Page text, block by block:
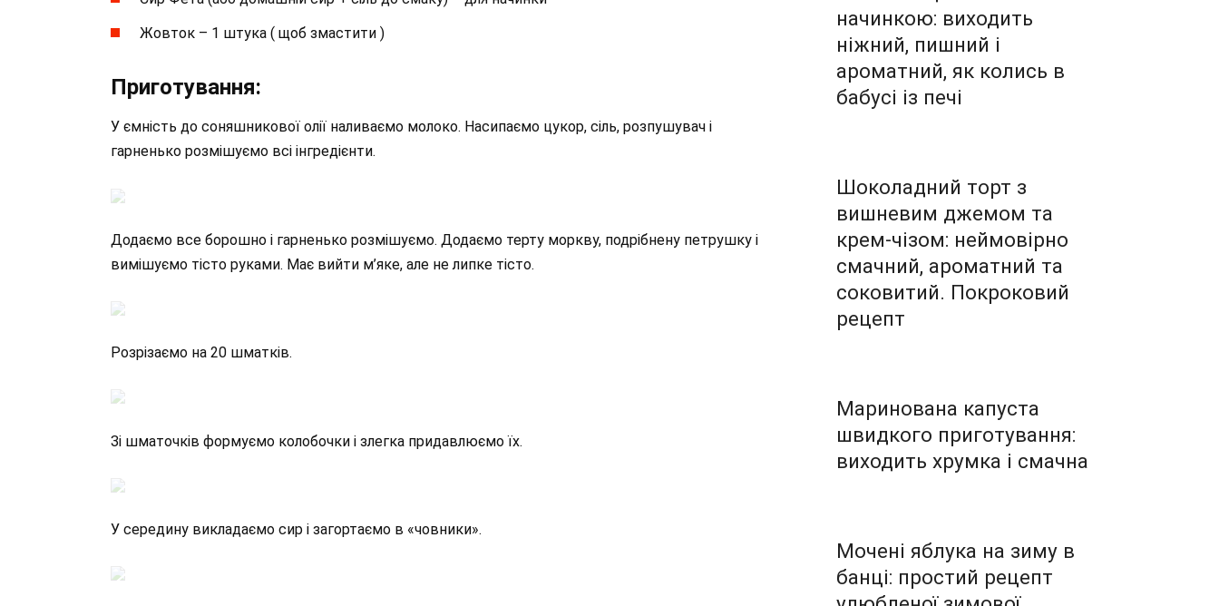
Жовток – 1 штука ( щоб змастити )
Приготування:
У ємність до соняшникової олії наливаємо молоко. Насипаємо цукор, сіль, розпушувач і
гарненько розмішуємо всі інгредієнти.
Додаємо все борошно і гарненько розмішуємо. Додаємо терту моркву, подрібнену петрушку і
вимішуємо тісто руками. Має вийти м’яке, але не липке тісто.
Розрізаємо на 20 шматків.
Зі шматочків формуємо колобочки і злегка придавлюємо їх.
У середину викладаємо сир і загортаємо в «човники».
начинкою: виходить
ніжний, пишний і
ароматний, як колись в
бабусі із печі
Шоколадний торт з
вишневим джемом та
крем-чізом: неймовірно
смачний, ароматний та
соковитий. Покроковий
рецепт
Маринована капуста
швидкого приготування:
виходить хрумка і смачна
Мочені яблука на зиму в
банці: простий рецепт